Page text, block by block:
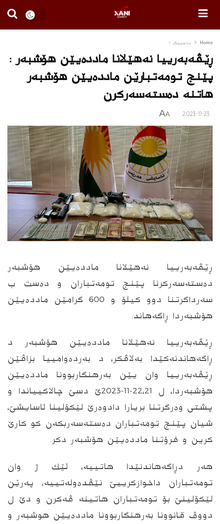
Home دەسپێک ١
ڕێڤه‌به‌رییا نه‌هێلانا مادده‌یێن هۆشبه‌ر :
پێنج تومه‌تبارێن مادده‌یێن هۆشبه‌ر
هاتنه‌ ده‌سته‌سه‌ركرن
2023-11-23
A
A
ڕێڤه‌به‌رییا نه‌هێلانا مادده‌یێن هۆشبه‌ر
ده‌سته‌سه‌ركرنا پێنج تومه‌تباران و ده‌ست ب
سه‌رداگرتنا دوو كیلۆ و 600 گرامێن مادده‌یێن
هۆشبه‌ردا ڕاگه‌هاند.
ڕێڤه‌به‌رییا نه‌هێلانا مادده‌یێن هۆشبه‌ر د
ڕاگه‌هاندنه‌كێدا به‌لاڤكر، د به‌رده‌وامییا بزاڤێن
ڕێڤه‌به‌رییا وان یێن به‌رهنگاربوونا مادده‌یێن
هۆشبه‌ردا، ل 22،21-11-2023ێ دسێ چالاكییاندا و
پشتى وه‌رگرتنا بریارا دادوه‌رێ لێكۆلینا ئاسایشێ،
شیان پێنج تومه‌تباران ده‌سته‌سه‌ربكه‌ن كو كارێ
كرین و فرۆتنا مادده‌یێن هۆشبه‌ر دكر.
هه‌ر‌ دڕاگه‌هاندنێدا هاتییه‌، ئێك ژ وان
تومه‌تباران داخوازكرییێ نێڤده‌وله‌تییه‌، په‌رێن
لێكۆلینێ بۆ تومه‌تباران هاتینه‌ ڤه‌كرن و دێ ل
دووڤ قانوونا به‌رهنگاربوونا مادده‌یێن هوشبه‌ر و